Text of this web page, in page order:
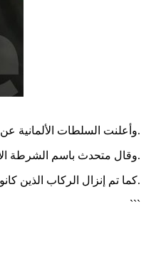
وأعلنت السلطات الألمانية عنفي المطار، في إطار “وضع أمني تتعامل معه الشرطة”، ما أدى إلى حالة من الاستنفار داخل المرفق الجوي.
وقال متحدث باسم الشرطة الاتحادية إن جميع الركاب اضطروا إلى مغادرة المنطقة الواقعة خلف نقاط التفتيش الأمنية، ضمن إجراءات احترازية عاجلة.
كما تم إنزال الركاب الذين كانوا قد صعدوا بالفعل إلى الطائرات، وإعادة إخراجهم كإجراء وقائي إلى حين استكمال عمليات التحقق الأمني.
```